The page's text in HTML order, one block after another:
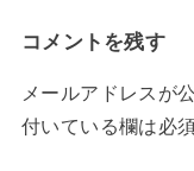
コメントを残す
メールアドレスが
付いている欄は必